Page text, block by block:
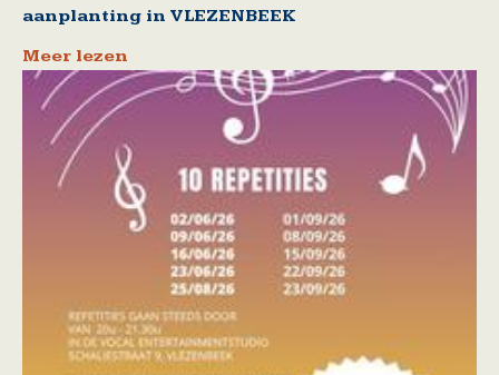
aanplanting in VLEZENBEEK
Meer lezen